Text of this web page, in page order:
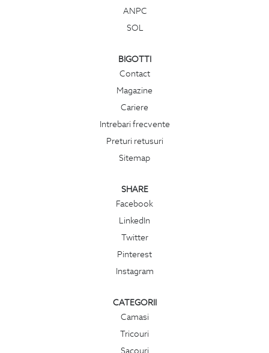
ANPC
SOL
BIGOTTI
Contact
Magazine
Cariere
Intrebari frecvente
Preturi retusuri
Sitemap
SHARE
Facebook
LinkedIn
Twitter
Pinterest
Instagram
CATEGORII
Camasi
Tricouri
Sacouri